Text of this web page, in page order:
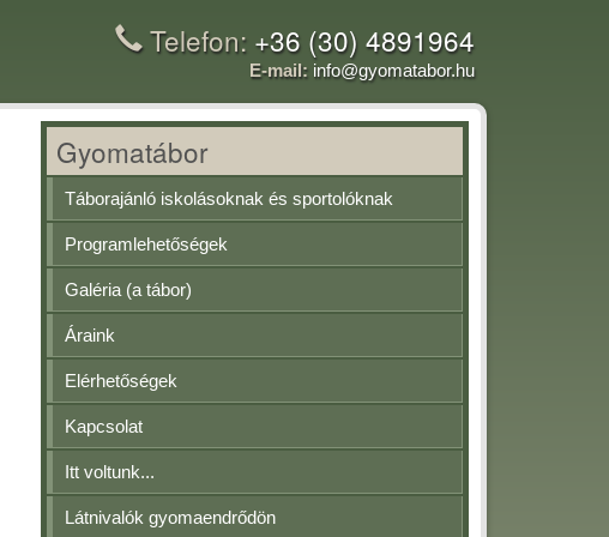
Telefon: +36 (30) 4891964
E-mail: info@gyomatabor.hu
Gyomatábor
Táborajánló iskolásoknak és sportolóknak
Programlehetőségek
Galéria (a tábor)
Áraink
Elérhetőségek
Kapcsolat
Itt voltunk...
Látnivalók gyomaendrődön